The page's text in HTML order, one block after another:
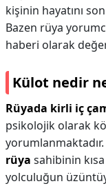
kişinin hayatını
Bazen rüya
haberi olarak
Külot nedir
Rüyada kirli iç
psikolojik olarak
yorumlanmaktadır.
rüya sahibinin
yolculuğun